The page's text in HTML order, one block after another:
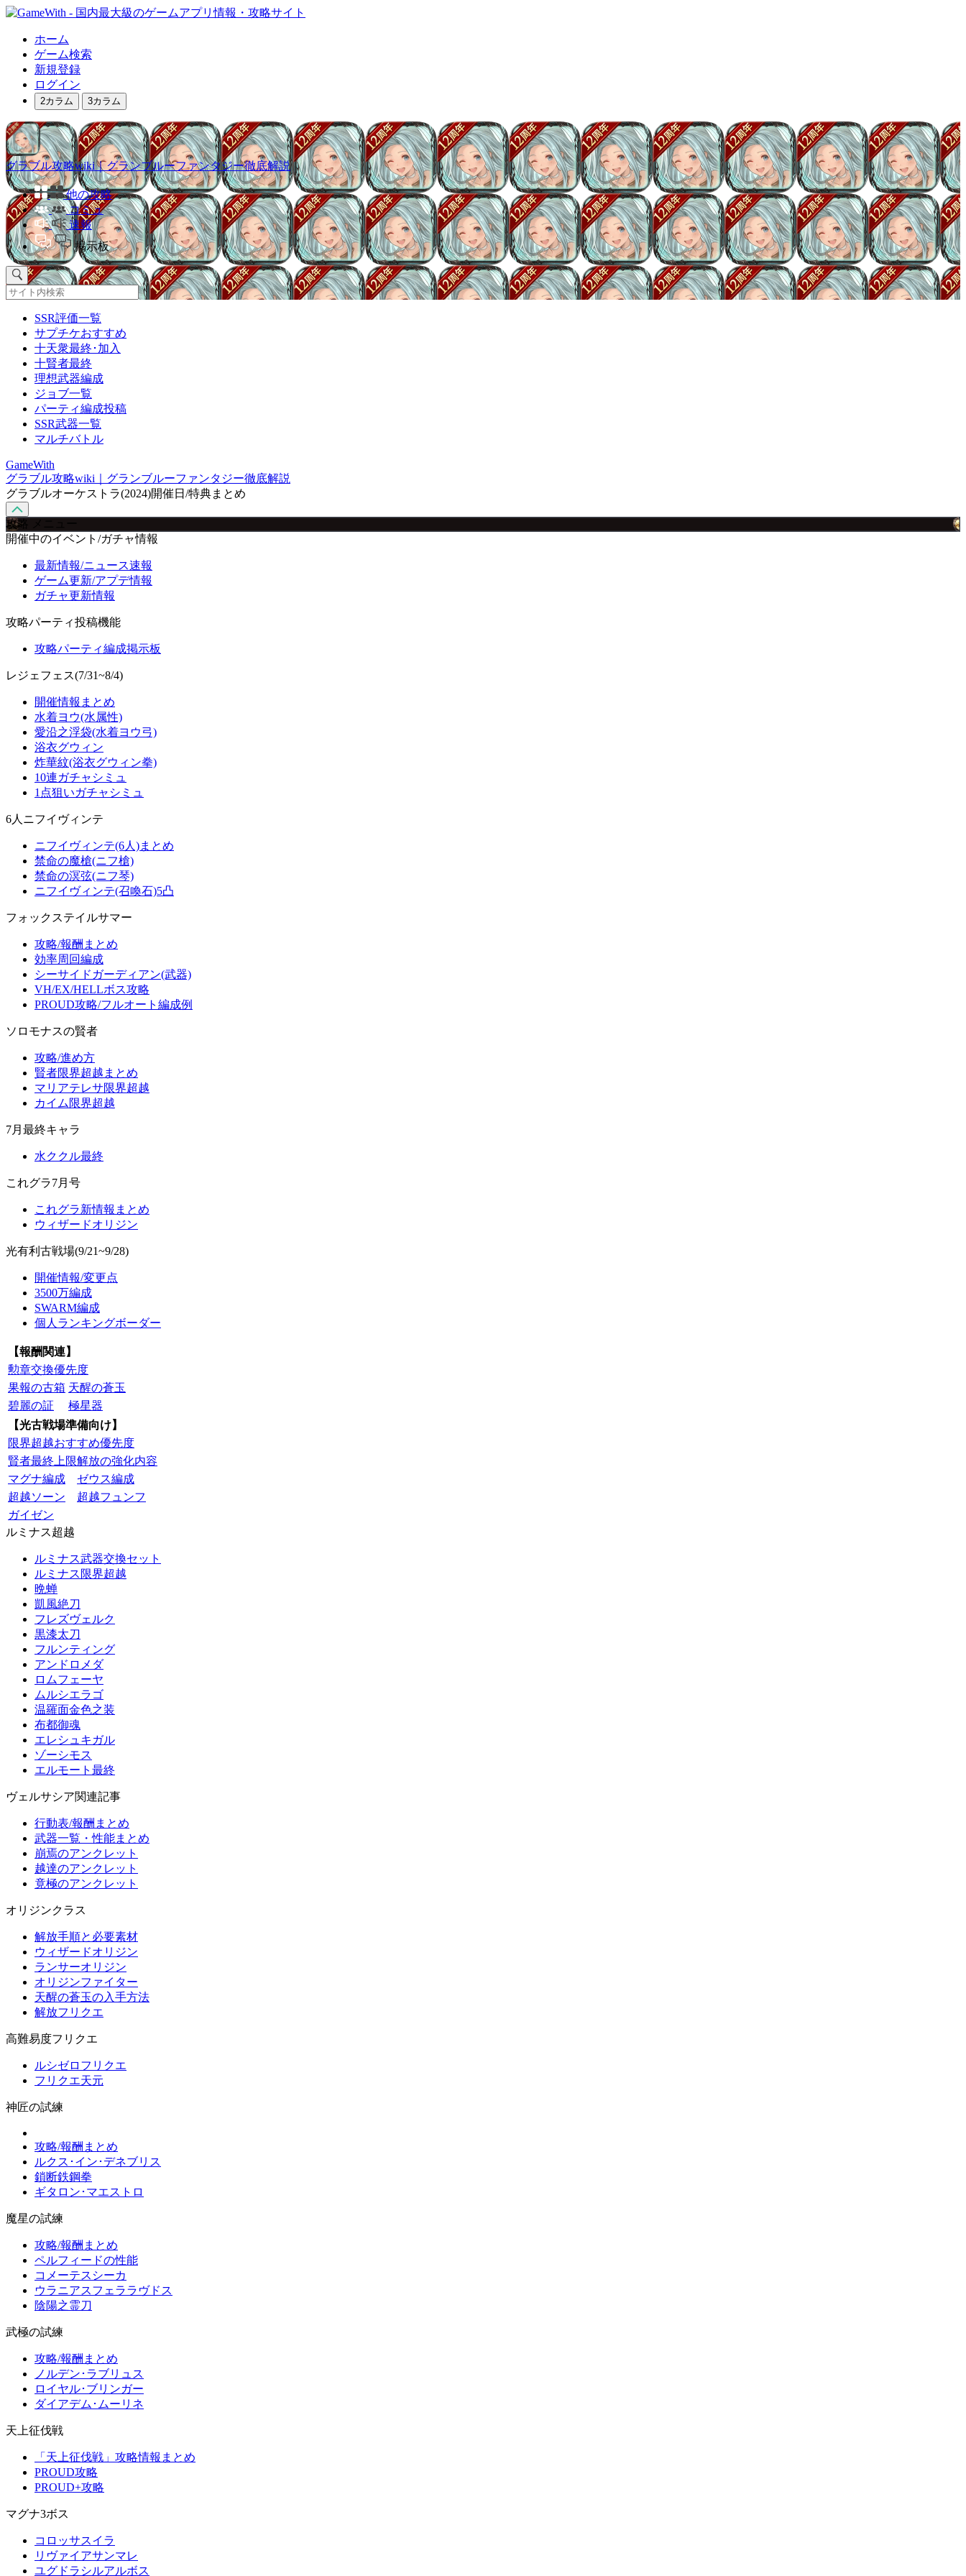
ホーム
ゲーム検索
新規登録
ログイン
2カラム 3カラム
グラブル攻略wiki｜グランブルーファンタジー徹底解説
他の攻略
コミュ
速報
掲示板
SSR評価一覧
サプチケおすすめ
十天衆最終･加入
十賢者最終
理想武器編成
ジョブ一覧
パーティ編成投稿
SSR武器一覧
マルチバトル
GameWith
グラブル攻略wiki｜グランブルーファンタジー徹底解説
グラブルオーケストラ(2024)開催日/特典まとめ
攻略 メニュー
開催中のイベント/ガチャ情報
最新情報/ニュース速報
ゲーム更新/アプデ情報
ガチャ更新情報
攻略パーティ投稿機能
攻略パーティ編成掲示板
レジェフェス(7/31~8/4)
開催情報まとめ
水着ヨウ(水属性)
愛沿之浮袋(水着ヨウ弓)
浴衣グウィン
炸華紋(浴衣グウィン拳)
10連ガチャシミュ
1点狙いガチャシミュ
6人ニフイヴィンテ
ニフイヴィンテ(6人)まとめ
禁命の魔槍(ニフ槍)
禁命の溟弦(ニフ琴)
ニフイヴィンテ(召喚石)5凸
フォックステイルサマー
攻略/報酬まとめ
効率周回編成
シーサイドガーディアン(武器)
VH/EX/HELLボス攻略
PROUD攻略/フルオート編成例
ソロモナスの賢者
攻略/進め方
賢者限界超越まとめ
マリアテレサ限界超越
カイム限界超越
7月最終キャラ
水ククル最終
これグラ7月号
これグラ新情報まとめ
ウィザードオリジン
光有利古戦場(9/21~9/28)
開催情報/変更点
3500万編成
SWARM編成
個人ランキングボーダー
【報酬関連】
勲章交換優先度
果報の古箱 天醒の蒼玉
碧麗の証
極星器
【光古戦場準備向け】
限界超越おすすめ優先度
賢者最終上限解放の強化内容
マグナ編成
ゼウス編成
超越ソーン
超越フュンフ
ガイゼン
ルミナス超越
ルミナス武器交換セット
ルミナス限界超越
晩蝉
凱風絶刀
フレズヴェルク
黒漆太刀
フルンティング
アンドロメダ
ロムフェーヤ
ムルシエラゴ
温羅面金色之装
布都御魂
エレシュキガル
ゾーシモス
エルモート最終
ヴェルサシア関連記事
行動表/報酬まとめ
武器一覧・性能まとめ
崩焉のアンクレット
越達のアンクレット
竟極のアンクレット
オリジンクラス
解放手順と必要素材
ウィザードオリジン
ランサーオリジン
オリジンファイター
天醒の蒼玉の入手方法
解放フリクエ
高難易度フリクエ
ルシゼロフリクエ
フリクエ天元
神匠の試練
攻略/報酬まとめ
ルクス･イン･デネブリス
鎖断鉄鋼拳
ギタロン･マエストロ
魔星の試練
攻略/報酬まとめ
ペルフィードの性能
コメーテスシーカ
ウラニアスフェララヴドス
陰陽之霊刀
武極の試練
攻略/報酬まとめ
ノルデン･ラブリュス
ロイヤル･ブリンガー
ダイアデム･ムーリネ
天上征伐戦
「天上征伐戦」攻略情報まとめ
PROUD攻略
PROUD+攻略
マグナ3ボス
コロッサスイラ
リヴァイアサンマレ
ユグドラシルアルボス